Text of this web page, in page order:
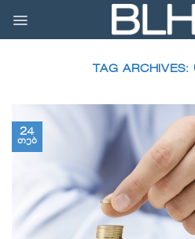
content
TAG ARCHIVES:
24
თებ